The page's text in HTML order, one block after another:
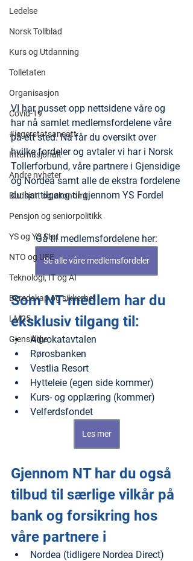
Ledelse
Norsk Tollblad
Kurs og Utdanning
Tolletaten
Organisasjon
Covid-19
#jegerstatsansatt
Internasjonalt
Andre nyheter
Budsjett og økonomi
Pensjon og seniorpolitikk
YS og YS Stat
NTO og UFE
Teknologi, IT og AI
Beredskap og sikkerhet
LM25
Gjensidige
VI har pusset opp nettsidene våre og
har nå samlet medlemsfordelene våre
på ett sted. Nå får du oversikt over
hvilke fordeler og avtaler vi har i Norsk
Tollerforbund, våre partnere i Gjensidige
og Nordea samt alle de ekstra fordelene
du har tilgang til gjennom YS Fordel
Gå til medlemsfordelene her:
Se alle våre medlemsfordeler
Som NT-medlem har du
eksklusiv tilgang til:
Advokatavtalen
Rørosbanken
Vestlia Resort
Hytteleie (egen side kommer)
Kurs- og opplæring (kommer)
Velferdsfondet
Les mer
Gjennom NT har du også
tilbud til særlige vilkår på
bank og forsikring hos
våre partnere i
Nordea (tidligere Nordea Direct)